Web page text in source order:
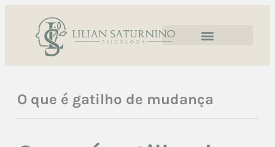
O que é gatilho de mudança